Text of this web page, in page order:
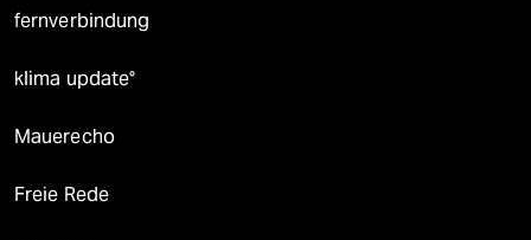
fernverbindung
klima update°
Mauerecho
Freie Rede